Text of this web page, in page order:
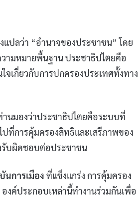
แปลว่า “อำนาจของประชาชน” โดย
วามหมายพื้นฐาน ประชาธิปไตยคือ
เกี่ยวกับการปกครองประเทศทั้งทาง
านมองว่าประชาธิปไตยคือระบบที่
ปที่การคุ้มครองสิทธิและเสรีภาพของ
รับผิดชอบต่อประชาชน
นการเมือง ที่แข็งแกร่ง การคุ้มครอง
งค์ประกอบเหล่านี้ทำงานร่วมกันเพื่อ